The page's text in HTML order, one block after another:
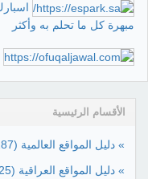
مبهرة كل ما تحلم به وأكثر
الأقسام الرئيسية
» دليل المواقع العالمية (287)
» دليل المواقع العراقية (125)